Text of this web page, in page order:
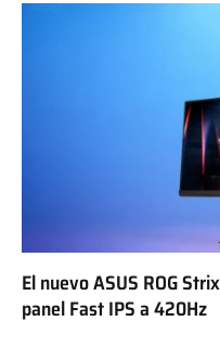
El nuevo ASUS ROG
panel Fast IPS a 420Hz